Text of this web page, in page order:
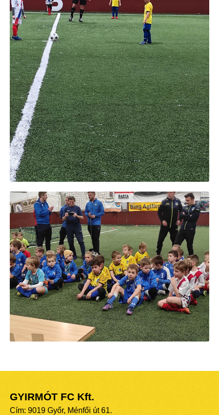
GYIRMÓT FC Kft.
Cím: 9019 Győr, Ménfői út 61.